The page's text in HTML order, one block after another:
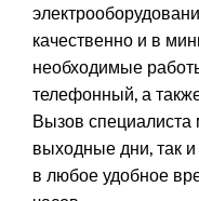
качественно и в
необходимые
телефонный, а
Вызов
выходные дни, так и
в любое удобное